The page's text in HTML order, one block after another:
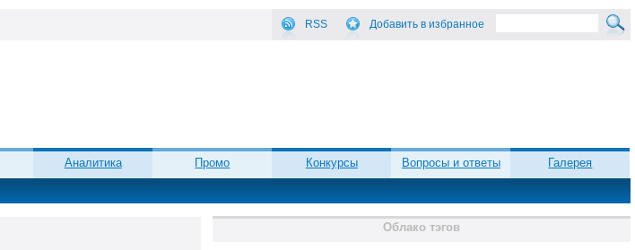
RSS Добавить в избранное
Аналитика Промо Конкурсы Вопросы и ответы Галерея
Облако тэгов